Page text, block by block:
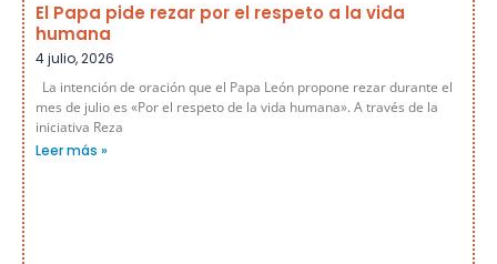
El Papa pide rezar por el respeto a la vida
humana
4 julio, 2026
La intención de oración que el Papa León propone rezar durante el
mes de julio es «Por el respeto de la vida humana». A través de la
iniciativa Reza
Leer más »